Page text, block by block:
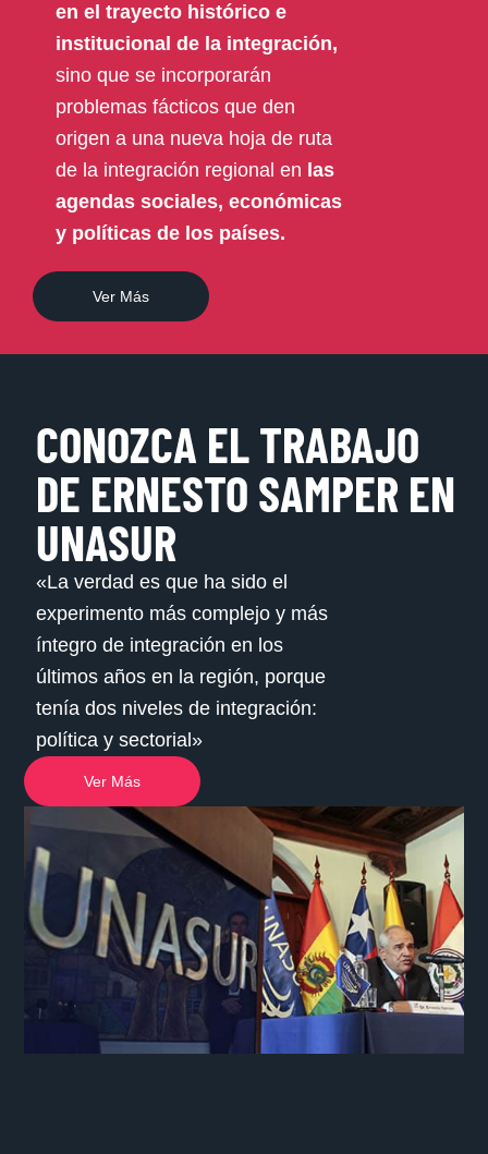
en el trayecto histórico e
institucional de la integración,
sino que se incorporarán
problemas fácticos que den
origen a una nueva hoja de ruta
de la integración regional en las
agendas sociales, económicas
y políticas de los países.
Ver Más
CONOZCA EL TRABAJO
DE ERNESTO SAMPER EN
UNASUR​
«La verdad es que ha sido el
experimento más complejo y más
íntegro de integración en los
últimos años en la región, porque
tenía dos niveles de integración:
política y sectorial»
Ver Más